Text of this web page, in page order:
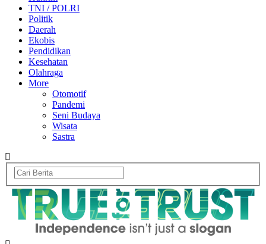
TNI / POLRI
Politik
Daerah
Ekobis
Pendidikan
Kesehatan
Olahraga
More
Otomotif
Pandemi
Seni Budaya
Wisata
Sastra